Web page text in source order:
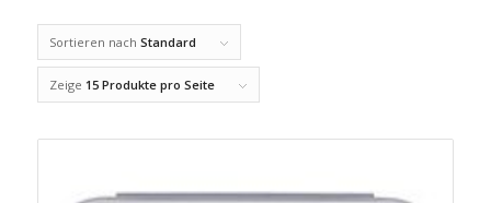
Sortieren nach Standard
Zeige 15 Produkte pro Seite